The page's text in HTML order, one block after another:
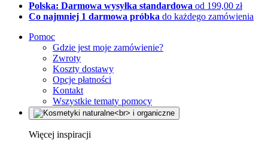
Polska: Darmowa wysyłka standardowa od 199,00 zł
Co najmniej 1 darmowa próbka do każdego zamówienia
Pomoc
Gdzie jest moje zamówienie?
Zwroty
Koszty dostawy
Opcje płatności
Kontakt
Wszystkie tematy pomocy
Więcej inspiracji